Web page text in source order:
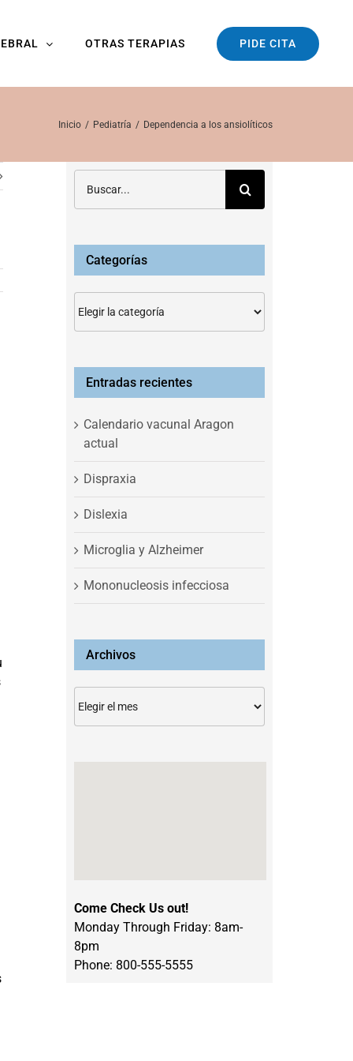
OTRAS TERAPIAS PIDE CITA
Inicio Pediatría Dependencia a los ansiolíticos
Categorías
Entradas recientes
Calendario vacunal Aragon
actual
Dispraxia
Dislexia
Microglia y Alzheimer
Mononucleosis infecciosa
Archivos
Come Check Us out!
Monday Through Friday: 8am-
8pm
Phone: 800-555-5555